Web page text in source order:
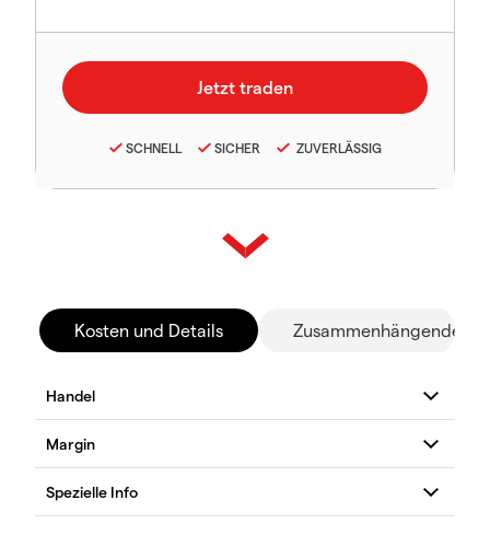
SCHNELL SICHER ZUVERLÄSSIG
Kosten und Details Zusammenhängende